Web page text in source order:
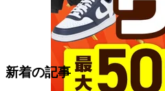
新着の記事